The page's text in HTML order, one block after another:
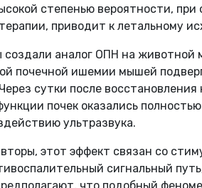
степенью вероятности,
приводит к летальному
аналог ОПН на животной
почечной ишемии мышей
сутки после
почек оказались
ультразвука.
этот эффект связан со
сигнальный